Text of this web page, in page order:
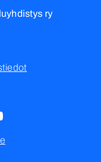
ry